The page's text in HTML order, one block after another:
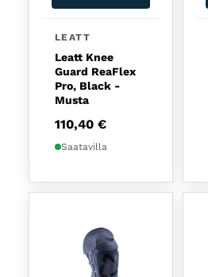
LEATT
Leatt Knee
Guard ReaFlex
Pro, Black -
Musta
110,40 €
Saatavilla